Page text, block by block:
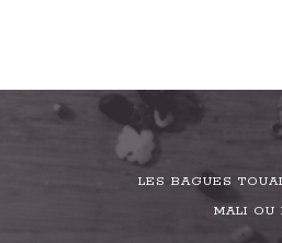
LES BAGUES
MALI OU